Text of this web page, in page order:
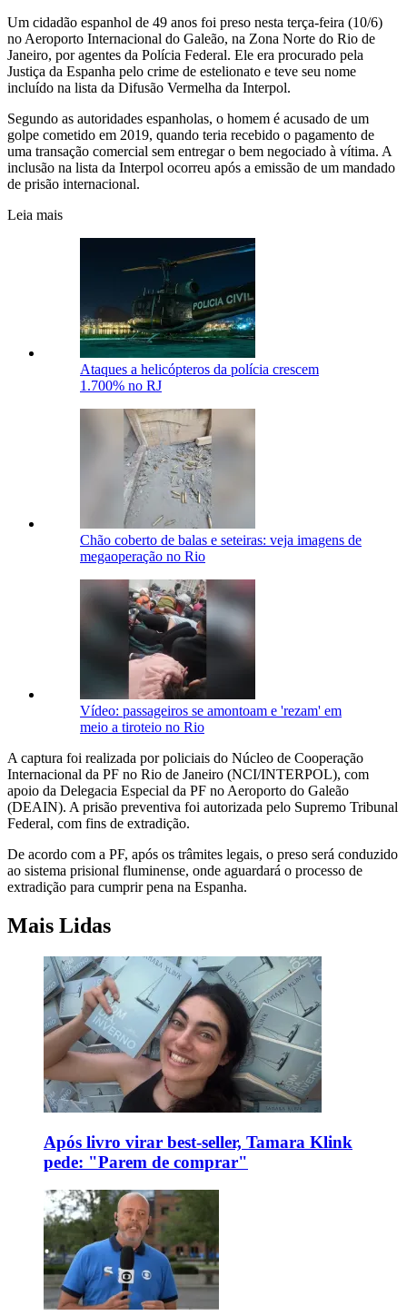
Um cidadão espanhol de 49 anos foi preso nesta terça-feira (10/6)
no Aeroporto Internacional do Galeão, na Zona Norte do Rio de
Janeiro, por agentes da Polícia Federal. Ele era procurado pela
Justiça da Espanha pelo crime de estelionato e teve seu nome
incluído na lista da Difusão Vermelha da Interpol.
Segundo as autoridades espanholas, o homem é acusado de um
golpe cometido em 2019, quando teria recebido o pagamento de
uma transação comercial sem entregar o bem negociado à vítima. A
inclusão na lista da Interpol ocorreu após a emissão de um mandado
de prisão internacional.
Leia mais
Ataques a helicópteros da polícia crescem
1.700% no RJ
Chão coberto de balas e seteiras: veja imagens de
megaoperação no Rio
Vídeo: passageiros se amontoam e 'rezam' em
meio a tiroteio no Rio
A captura foi realizada por policiais do Núcleo de Cooperação
Internacional da PF no Rio de Janeiro (NCI/INTERPOL), com
apoio da Delegacia Especial da PF no Aeroporto do Galeão
(DEAIN). A prisão preventiva foi autorizada pelo Supremo Tribunal
Federal, com fins de extradição.
De acordo com a PF, após os trâmites legais, o preso será conduzido
ao sistema prisional fluminense, onde aguardará o processo de
extradição para cumprir pena na Espanha.
Mais Lidas
Após livro virar best-seller, Tamara Klink
pede: "Parem de comprar"